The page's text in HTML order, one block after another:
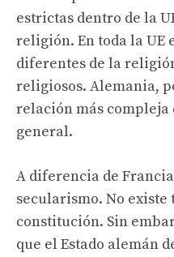
estrictas dentro de la
religión. En toda la UE
diferentes de la
religiosos. Alemania,
relación más
general.
A diferencia de
secularismo. No existe
constitución. Sin
que el Estado alemán